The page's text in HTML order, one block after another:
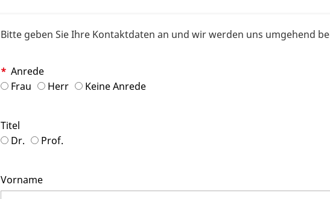
Bitte geben Sie Ihre Kontaktdaten an und wir werden uns umgehend
Anrede
Frau
Herr Keine Anrede
Titel
Dr.
Prof.
Vorname